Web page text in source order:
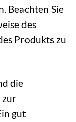
Beachten Sie
des
Produkts zu
die
zur
gut